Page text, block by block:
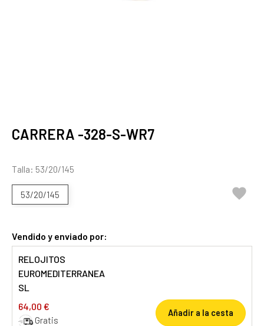
CARRERA -328-S-WR7
Talla: 53/20/145
53/20/145 
Vendido y enviado por:
RELOJITOS
EUROMEDITERRANEA
SL
64,00 €
Gratis
Añadir a la cesta